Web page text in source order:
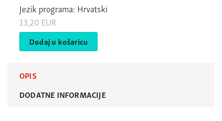
Jezik programa: Hrvatski
13,20 EUR
Dodaj u košaricu
OPIS
DODATNE INFORMACIJE